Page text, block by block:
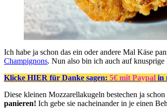
Ich habe ja schon das ein oder andere Mal Käse
Champignons. Nun also bin ich auch auf
Klicke HIER für Danke sagen: 5€ mit Paypal in
Diese kleinen Mozzarellakugeln bestechen ja
panieren! Ich gebe sie nacheinander in je einen